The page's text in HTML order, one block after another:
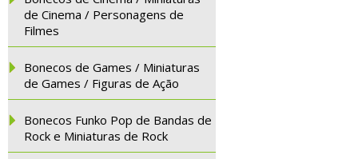
de Cinema / Personagens de
Filmes
Bonecos de Games / Miniaturas
de Games / Figuras de Ação
Bonecos Funko Pop de Bandas de
Rock e Miniaturas de Rock